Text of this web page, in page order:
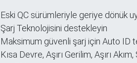
Eski QC sürümleriyle geriye dönük
Şarj Teknolojisini destekleyin
Maksimum güvenli şarj için Auto ID
Kısa Devre, Aşırı Gerilim, Aşırı